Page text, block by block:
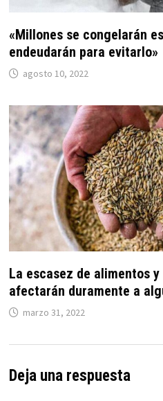
«Millones se congelarán
endeudarán para evitarlo»
agosto 10, 2022
La escasez de alimentos
afectarán duramente a
marzo 31, 2022
Deja una respuesta